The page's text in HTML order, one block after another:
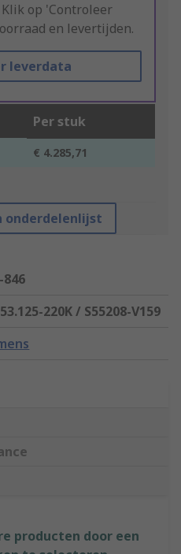
Klik op 'Controleer
en levertijden.
leverdata
Per stuk
€ 4.285,71
onderdelenlijst
846
220K / S55208-V159
producten door een